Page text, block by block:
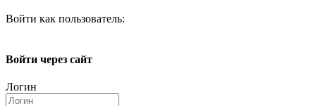
Войти как пользователь:
Войти через сайт
Логин